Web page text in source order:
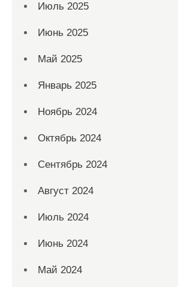
Июль 2025
Июнь 2025
Май 2025
Январь 2025
Ноябрь 2024
Октябрь 2024
Сентябрь 2024
Август 2024
Июль 2024
Июнь 2024
Май 2024